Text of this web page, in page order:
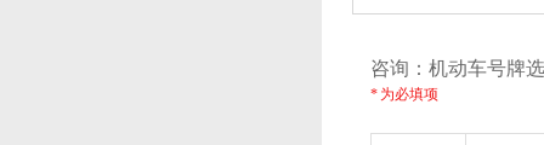
咨询：机动车号牌
* 为必填项